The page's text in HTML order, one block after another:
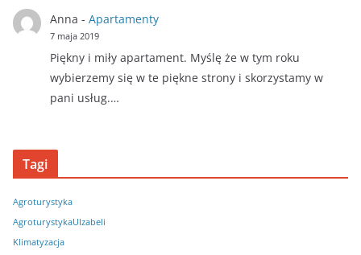
Anna - Apartamenty
7 maja 2019
Piękny i miły apartament. Myślę że w tym roku
wybierzemy się w te piękne strony i skorzystamy w
pani usług.…
Tagi
Agroturystyka
AgroturystykaUIzabeli
Klimatyzacja